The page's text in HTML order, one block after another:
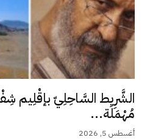
الشَّرِيط السَّاحِلِيّ بإقْلِيم
مُهْمَلَة...
أغسطس 5, 2026